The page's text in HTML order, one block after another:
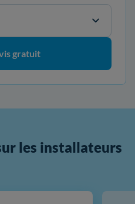
gratuit
les installateurs